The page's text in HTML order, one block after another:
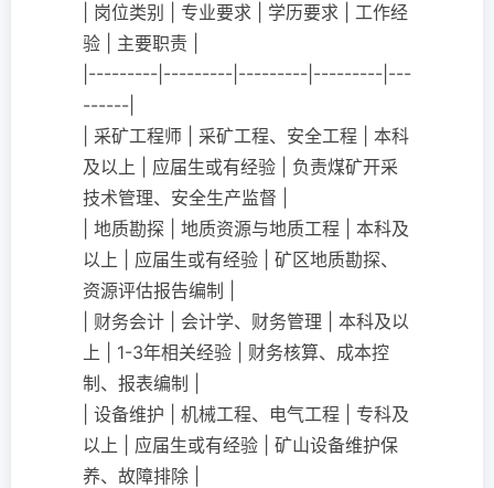
| 岗位类别 | 专业要求 | 学历要求 | 工作经
验 | 主要职责 |
|---------|---------|---------|---------|---
------|
| 采矿工程师 | 采矿工程、安全工程 | 本科
及以上 | 应届生或有经验 | 负责煤矿开采
技术管理、安全生产监督 |
| 地质勘探 | 地质资源与地质工程 | 本科及
以上 | 应届生或有经验 | 矿区地质勘探、
资源评估报告编制 |
| 财务会计 | 会计学、财务管理 | 本科及以
上 | 1-3年相关经验 | 财务核算、成本控
制、报表编制 |
| 设备维护 | 机械工程、电气工程 | 专科及
以上 | 应届生或有经验 | 矿山设备维护保
养、故障排除 |